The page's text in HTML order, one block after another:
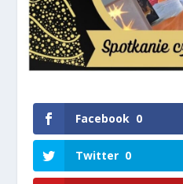
Facebook 0
Twitter 0